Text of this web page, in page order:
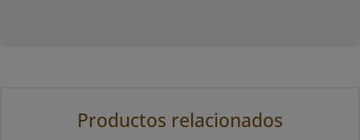
Productos relacionados